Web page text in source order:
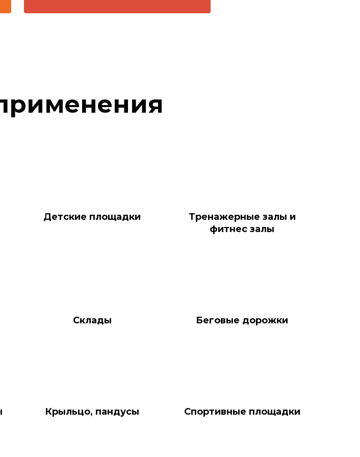
Детские площадки
Тренажерные залы и
фитнес залы
Склады Беговые дорожки
Крыльцо, пандусы Спортивные площадки